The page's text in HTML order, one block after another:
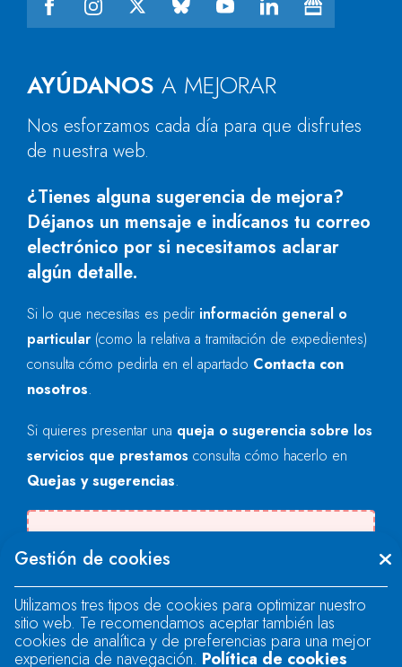
AYÚDANOS A MEJORAR
Nos esforzamos cada día para que disfrutes
de nuestra web.
¿Tienes alguna sugerencia de mejora?
Déjanos un mensaje e indícanos tu correo
electrónico por si necesitamos aclarar
algún detalle.
Si lo que necesitas es pedir información general o
particular (como la relativa a tramitación de expedientes)
consulta cómo pedirla en el apartado Contacta con
nosotros.
Si quieres presentar una queja o sugerencia sobre los
servicios que prestamos consulta cómo hacerlo en
Quejas y sugerencias.
"text".
Se produjo un error al cargar el campo
"text".
Gestión de cookies
Utilizamos tres tipos de cookies para optimizar nuestro
sitio web. Te recomendamos aceptar también las
cookies de analítica y de preferencias para una mejor
experiencia de navegación. Política de cookies